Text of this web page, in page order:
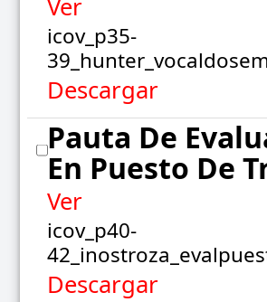
Ver
icov_p35-
Descargar
Pauta De
En Puesto De
Ver
icov_p40-
Descargar